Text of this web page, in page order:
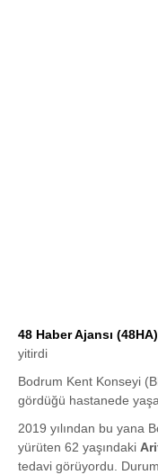
48 Haber Ajansı (48HA)
yitirdi
Bodrum Kent Konseyi
gördüğü hastanede
2019 yılından bu yana
yürüten 62 yaşındaki
tedavi görüyordu.